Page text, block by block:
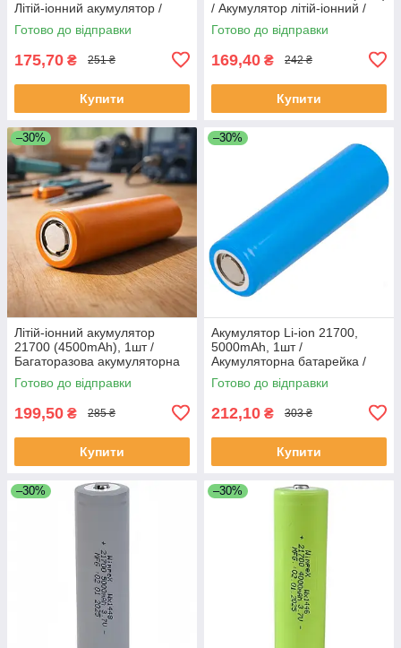
Літій-іонний акумулятор /
Перезаряджаєма батарейка
Готово до відправки
175,70 ₴ 251 ₴
Купити
/ Акумулятор літій-іонний /
Високотоковий акумулятор
для ліхтарика
Готово до відправки
169,40 ₴ 242 ₴
Купити
–30%
Літій-іонний акумулятор
21700 (4500mAh), 1шт /
Багаторазова акумуляторна
батарейка
Готово до відправки
199,50 ₴ 285 ₴
Купити
–30%
Акумулятор Li-ion 21700,
5000mAh, 1шт /
Акумуляторна батарейка /
Багаторазовий акумулятор
літій-іонний
Готово до відправки
212,10 ₴ 303 ₴
Купити
–30% –30%